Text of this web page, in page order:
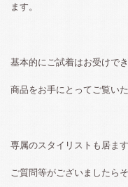
ます。
基本的にご試着はお受けで
商品をお手にとってご覧いた
専属のスタイリストも居ま
ご質問等がございましたら